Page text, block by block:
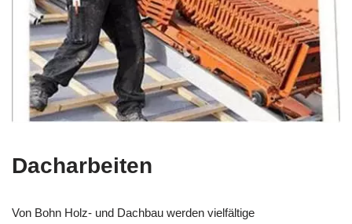
Dacharbeiten
Von Bohn Holz- und Dachbau werden vielfältige